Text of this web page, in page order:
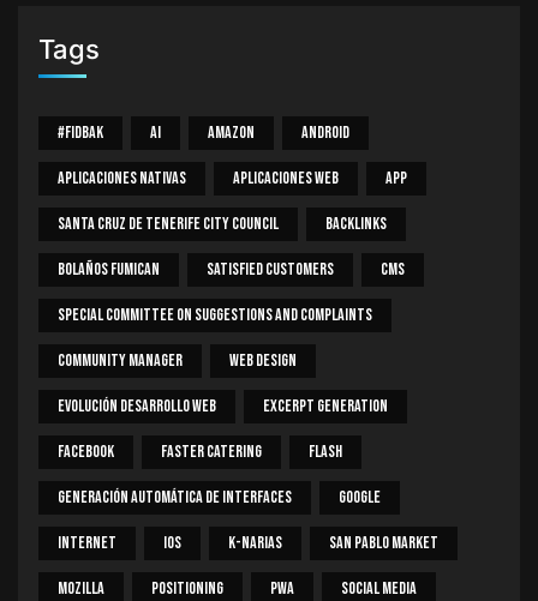
Tags
#Fidbak AI Amazon Android
Aplicaciones Nativas Aplicaciones Web App
Santa Cruz De Tenerife City Council Backlinks
Bolaños Fumican Satisfied Customers CMS
Special Committee On Suggestions And Complaints
Community Manager Web Design
Evolución Desarrollo Web Excerpt Generation
Facebook Faster Catering Flash
Generación Automática De Interfaces Google
Internet IOS K-Narias San Pablo Market
Mozilla Positioning PWA Social Media